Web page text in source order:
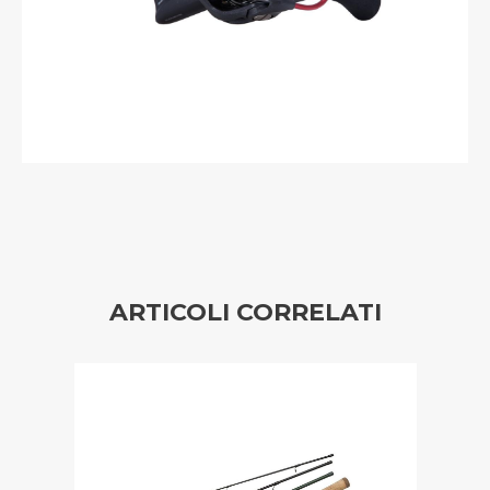
ARTICOLI CORRELATI